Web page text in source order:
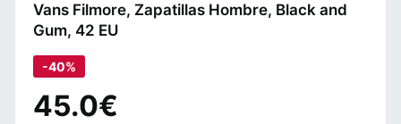
Vans Filmore, Zapatillas Hombre, Black and
Gum, 42 EU
-40%
45.0€